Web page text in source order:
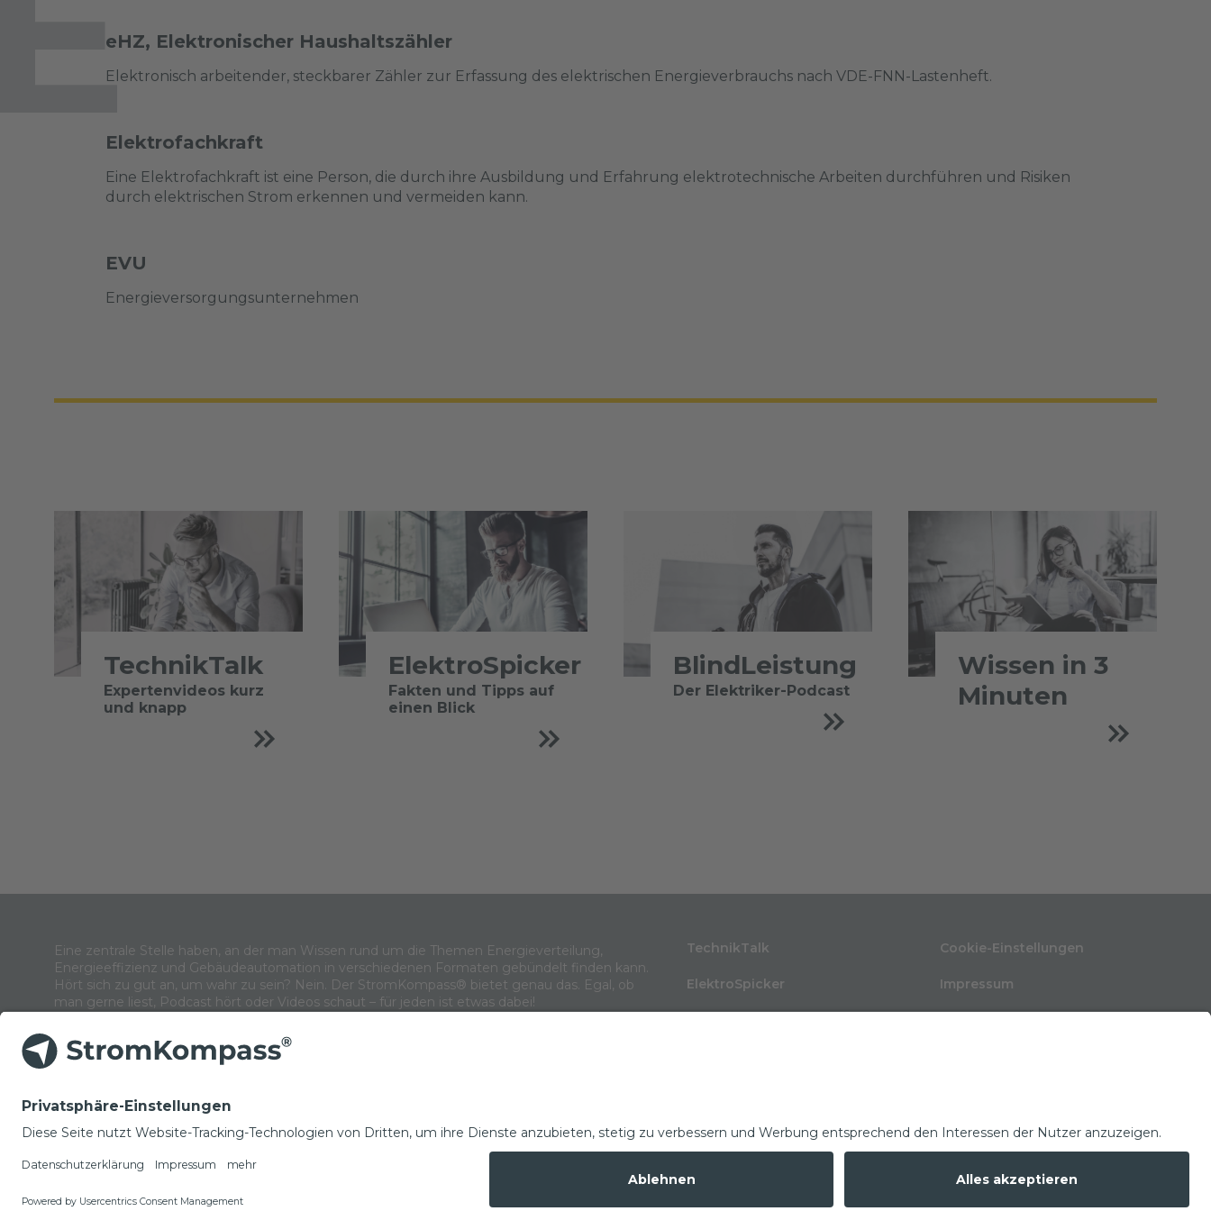
NEWSLETTER
eHZ, Elektronischer Haushaltszähler
Elektronisch arbeitender, steckbarer Zähler zur Erfassung des elektrischen Energieverbrauchs nach VDE-FNN-Lastenheft.
Elektrofachkraft
Eine Elektrofachkraft ist eine Person, die durch ihre Ausbildung und Erfahrung elektrotechnische Arbeiten durchführen und Risiken
durch elektrischen Strom erkennen und vermeiden kann.
EVU
Energieversorgungsunternehmen
TechnikTalk
Expertenvideos kurz
und knapp
ElektroSpicker
Fakten und Tipps auf
einen Blick
BlindLeistung
Der Elektriker-Podcast
Wissen in 3
Minuten
Eine zentrale Stelle haben, an der man Wissen rund um die Themen Energieverteilung,
Energieeffizienz und Gebäudeautomation in verschiedenen Formaten gebündelt finden kann.
Hört sich zu gut an, um wahr zu sein? Nein. Der StromKompass® bietet genau das. Egal, ob
man gerne liest, Podcast hört oder Videos schaut – für jeden ist etwas dabei!
TechnikTalk
ElektroSpicker
Cookie-Einstellungen
Impressum
Glossar
© Copyright 2022